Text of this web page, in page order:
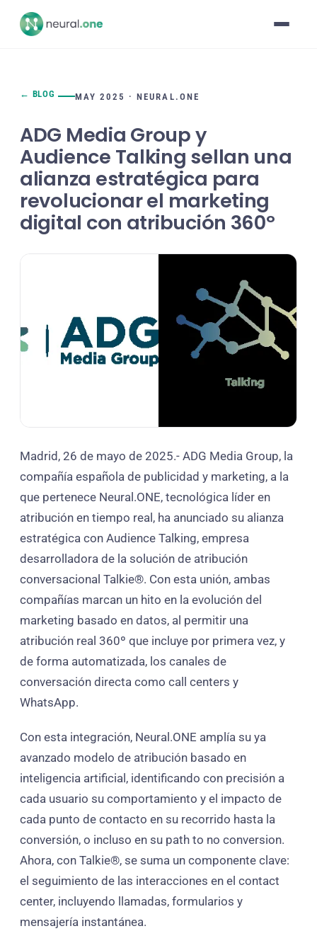
← BLOG MAY 2025 · NEURAL.ONE
ADG Media Group y
Audience Talking sellan una
alianza estratégica para
revolucionar el marketing
digital con atribución 360º
Madrid, 26 de mayo de 2025.- ADG Media Group, la
compañía española de publicidad y marketing, a la
que pertenece Neural.ONE, tecnológica líder en
atribución en tiempo real, ha anunciado su alianza
estratégica con Audience Talking, empresa
desarrolladora de la solución de atribución
conversacional Talkie®. Con esta unión, ambas
compañías marcan un hito en la evolución del
marketing basado en datos, al permitir una
atribución real 360º que incluye por primera vez, y
de forma automatizada, los canales de
conversación directa como call centers y
WhatsApp.
Con esta integración, Neural.ONE amplía su ya
avanzado modelo de atribución basado en
inteligencia artificial, identificando con precisión a
cada usuario su comportamiento y el impacto de
cada punto de contacto en su recorrido hasta la
conversión, o incluso en su path to no conversion.
Ahora, con Talkie®, se suma un componente clave:
el seguimiento de las interacciones en el contact
center, incluyendo llamadas, formularios y
mensajería instantánea.